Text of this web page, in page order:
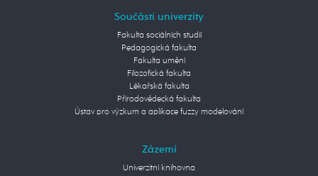
Součásti univerzity
Fakulta sociálních studií
Pedagogická fakulta
Fakulta umění
Filozofická fakulta
Lékařská fakulta
Přírodovědecká fakulta
Ústav pro výzkum a aplikace fuzzy modelování
Zázemí
Univerzitní knihovna